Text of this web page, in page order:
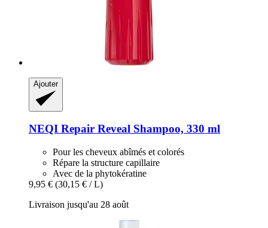
Ajouter
NEQI Repair Reveal Shampoo, 330 ml
Pour les cheveux abîmés et colorés
Répare la structure capillaire
Avec de la phytokératine
9,95 € (30,15 € / L)
Livraison jusqu'au 28 août